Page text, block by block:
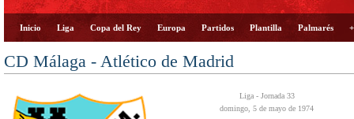
Inicio Liga Copa del Rey Europa Partidos Plantilla Palmarés
CD Málaga - Atlético de Madrid
Liga - Jornada 33
domingo, 5 de mayo de 1974